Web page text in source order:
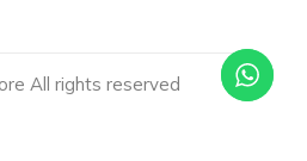
All rights reserved